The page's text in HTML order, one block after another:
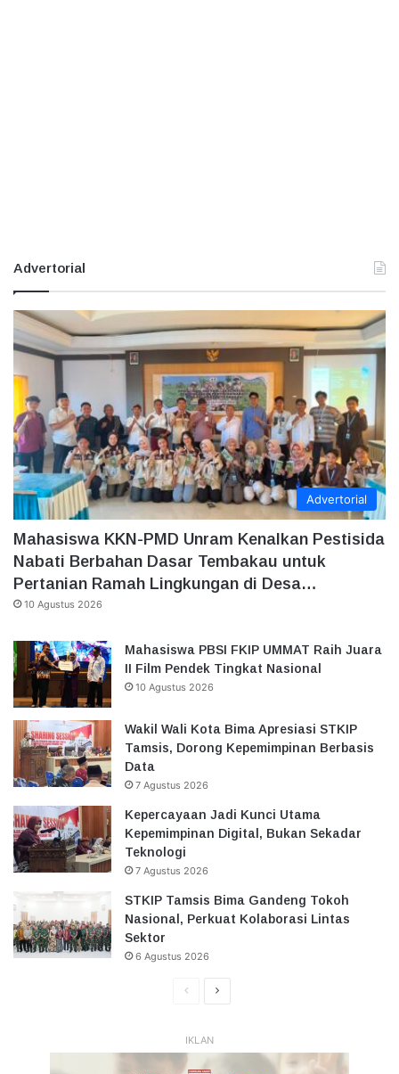
Advertorial
Advertorial
Mahasiswa KKN-PMD Unram Kenalkan Pestisida
Nabati Berbahan Dasar Tembakau untuk
Pertanian Ramah Lingkungan di Desa…
10 Agustus 2026
Mahasiswa PBSI FKIP UMMAT Raih Juara
II Film Pendek Tingkat Nasional
10 Agustus 2026
Wakil Wali Kota Bima Apresiasi STKIP
Tamsis, Dorong Kepemimpinan Berbasis
Data
7 Agustus 2026
Kepercayaan Jadi Kunci Utama
Kepemimpinan Digital, Bukan Sekadar
Teknologi
7 Agustus 2026
STKIP Tamsis Bima Gandeng Tokoh
Nasional, Perkuat Kolaborasi Lintas
Sektor
6 Agustus 2026
HalamanHalaman
IKLAN